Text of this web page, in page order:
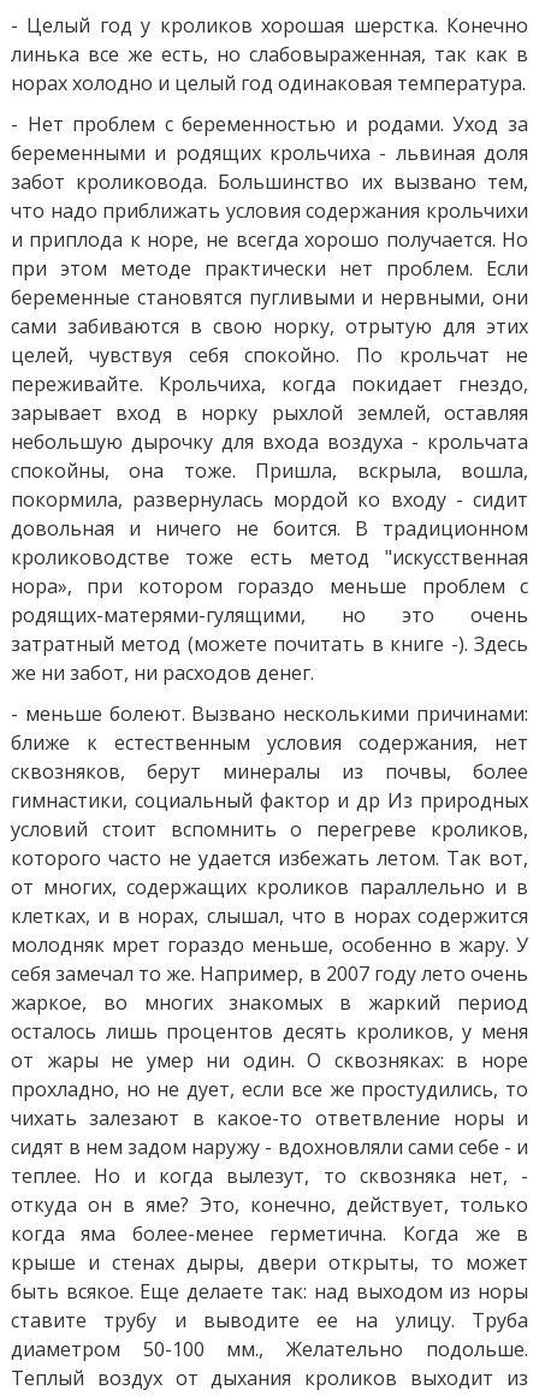
- Целый год у кроликов хорошая шерстка. Конечно
линька все же есть, но слабовыраженная, так как в
норах холодно и целый год одинаковая температура.
- Нет проблем с беременностью и родами. Уход за
беременными и родящих крольчиха - львиная доля
забот кроликовода. Большинство их вызвано тем,
что надо приближать условия содержания крольчихи
и приплода к норе, не всегда хорошо получается. Но
при этом методе практически нет проблем. Если
беременные становятся пугливыми и нервными, они
сами забиваются в свою норку, отрытую для этих
целей, чувствуя себя спокойно. По крольчат не
переживайте. Крольчиха, когда покидает гнездо,
зарывает вход в норку рыхлой землей, оставляя
небольшую дырочку для входа воздуха - крольчата
спокойны, она тоже. Пришла, вскрыла, вошла,
покормила, развернулась мордой ко входу - сидит
довольная и ничего не боится. В традиционном
кролиководстве тоже есть метод "искусственная
нора», при котором гораздо меньше проблем с
родящих-матерями-гулящими, но это очень
затратный метод (можете почитать в книге -). Здесь
же ни забот, ни расходов денег.
- меньше болеют. Вызвано несколькими причинами:
ближе к естественным условия содержания, нет
сквозняков, берут минералы из почвы, более
гимнастики, социальный фактор и др Из природных
условий стоит вспомнить о перегреве кроликов,
которого часто не удается избежать летом. Так вот,
от многих, содержащих кроликов параллельно и в
клетках, и в норах, слышал, что в норах содержится
молодняк мрет гораздо меньше, особенно в жару. У
себя замечал то же. Например, в 2007 году лето очень
жаркое, во многих знакомых в жаркий период
осталось лишь процентов десять кроликов, у меня
от жары не умер ни один. О сквозняках: в норе
прохладно, но не дует, если все же простудились, то
чихать залезают в какое-то ответвление норы и
сидят в нем задом наружу - вдохновляли сами себе - и
теплее. Но и когда вылезут, то сквозняка нет, -
откуда он в яме? Это, конечно, действует, только
когда яма более-менее герметична. Когда же в
крыше и стенах дыры, двери открыты, то может
быть всякое. Еще делаете так: над выходом из норы
ставите трубу и выводите ее на улицу. Труба
диаметром 50-100 мм., Желательно подольше.
Теплый воздух от дыхания кроликов выходит из